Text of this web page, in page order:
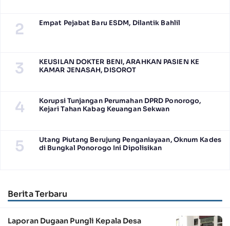
2 Empat Pejabat Baru ESDM, Dilantik Bahlil
3
KEUSILAN DOKTER BENI, ARAHKAN PASIEN KE
KAMAR JENASAH, DISOROT
4
Korupsi Tunjangan Perumahan DPRD Ponorogo,
Kejari Tahan Kabag Keuangan Sekwan
5
Utang Piutang Berujung Penganiayaan, Oknum Kades
di Bungkal Ponorogo Ini Dipolisikan
Berita Terbaru
Laporan Dugaan Pungli Kepala Desa